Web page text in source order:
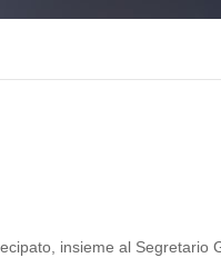
insieme al Segretario